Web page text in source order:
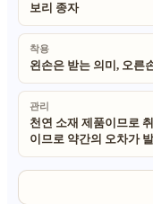
보리 종자
착용
왼손은 받는 의미, 오른
관리
천연 소재 제품이므로
이므로 약간의 오차가
제품에 천연 친환경 소
간의 불규칙한 부분이
실물 색상이 사진과 다